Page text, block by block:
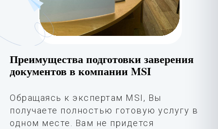
Преимущества подготовки заверения
документов в компании MSI
Обращаясь к экспертам MSI, Вы
получаете полностью готовую услугу в
одном месте. Вам не придется